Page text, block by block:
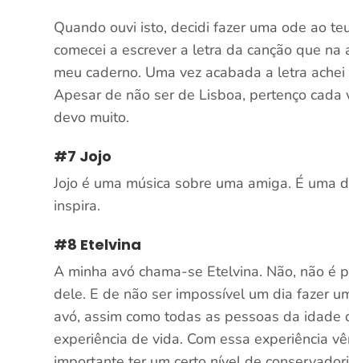
Quando ouvi isto, decidi fazer uma ode ao
comecei a escrever a letra da canção que
meu caderno. Uma vez acabada a letra
Apesar de não ser de Lisboa, pertenço
devo muito.
#7 Jojo
Jojo é uma música sobre uma amiga. É uma
inspira.
#8 Etelvina
A minha avó chama-se Etelvina. Não, não é
dele. E de não ser impossível um dia fazer
avó, assim como todas as pessoas da
experiência de vida. Com essa experiência